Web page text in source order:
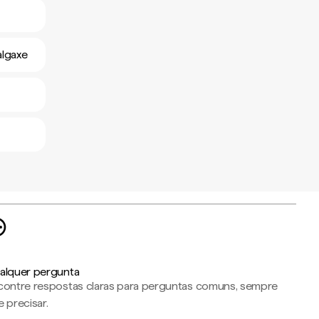
pergunta
respostas claras para perguntas comuns, sempre
precisar.